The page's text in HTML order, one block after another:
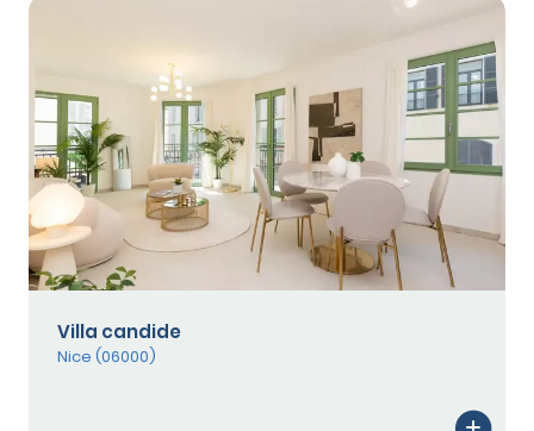
Villa candide
Nice (06000)